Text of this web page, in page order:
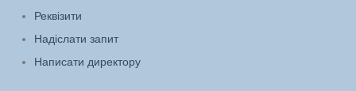
Реквізити
Надіслати запит
Написати директору